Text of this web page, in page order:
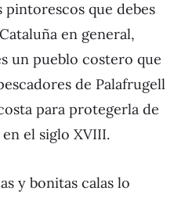
pintorescos que debes
en general,
un pueblo costero que
de Palafrugell
para protegerla de
el siglo XVIII.
y bonitas calas lo